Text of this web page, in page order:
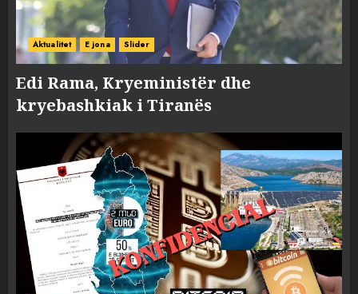
Aktualitet E jona Slider
Edi Rama, Kryeministër dhe
kryebashkiak i Tiranës